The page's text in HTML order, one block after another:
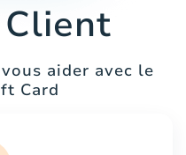
aider avec le
Card